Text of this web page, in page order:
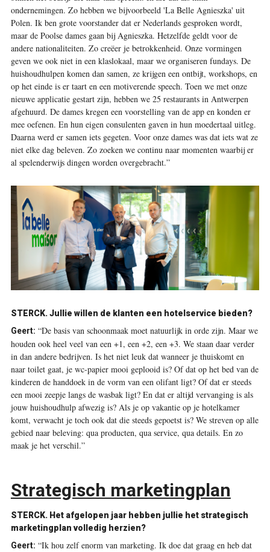
ondernemingen. Zo hebben we bijvoorbeeld 'La Belle Agnieszka' uit
Polen. Ik ben grote voorstander dat er Nederlands gesproken wordt,
maar de Poolse dames gaan bij Agnieszka. Hetzelfde geldt voor de
andere nationaliteiten. Zo creëer je betrokkenheid. Onze vormingen
geven we ook niet in een klaslokaal, maar we organiseren fundays. De
huishoudhulpen komen dan samen, ze krijgen een ontbijt, workshops, en
op het einde is er taart en een motiverende speech. Toen we met onze
nieuwe applicatie gestart zijn, hebben we 25 restaurants in Antwerpen
afgehuurd. De dames kregen een voorstelling van de app en konden er
mee oefenen. En hun eigen consulenten gaven in hun moedertaal uitleg.
Daarna werd er samen iets gegeten. Voor onze dames was dat iets wat ze
niet elke dag beleven. Zo zoeken we continu naar momenten waarbij er
al spelenderwijs dingen worden overgebracht.”
STERCK. Jullie willen de klanten een hotelservice bieden?
Geert: “De basis van schoonmaak moet natuurlijk in orde zijn. Maar we
houden ook heel veel van een +1, een +2, een +3. We staan daar verder
in dan andere bedrijven. Is het niet leuk dat wanneer je thuiskomt en
naar toilet gaat, je wc-papier mooi geplooid is? Of dat op het bed van de
kinderen de handdoek in de vorm van een olifant ligt? Of dat er steeds
een mooi zeepje langs de wasbak ligt? En dat er altijd vervanging is als
jouw huishoudhulp afwezig is? Als je op vakantie op je hotelkamer
komt, verwacht je toch ook dat die steeds gepoetst is? We streven op alle
gebied naar beleving: qua producten, qua service, qua details. En zo
maak je het verschil.”
Strategisch marketingplan
STERCK. Het afgelopen jaar hebben jullie het strategisch
marketingplan volledig herzien?
Geert: “Ik hou zelf enorm van marketing. Ik doe dat graag en heb dat